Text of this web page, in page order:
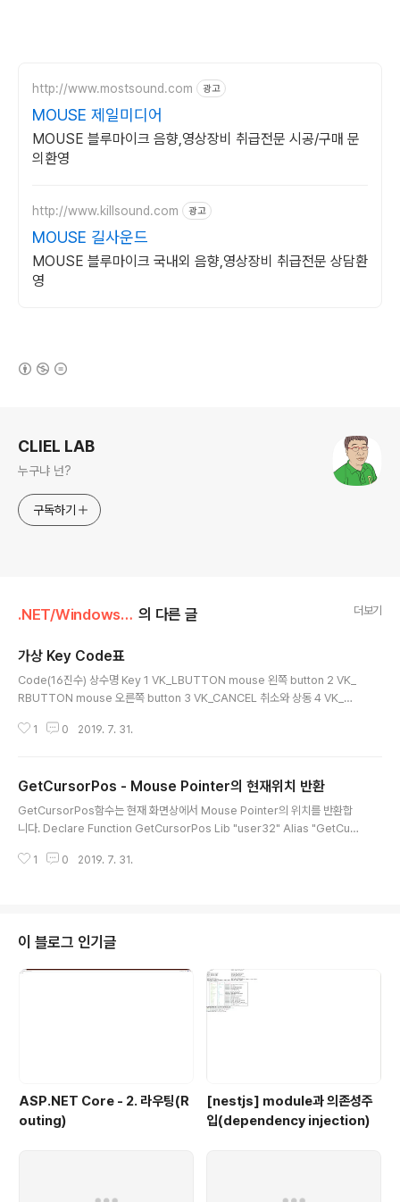
http://www.mostsound.com 광고
MOUSE 제일미디어
MOUSE 블루마이크 음향,영상장비 취급전문 시공/구매 문
의환영
http://www.killsound.com 광고
MOUSE 길사운드
MOUSE 블루마이크 국내외 음향,영상장비 취급전문 상담환
영
CLIEL LAB
누구냐 넌?
구독하기
.NET/Windows API for .NET 의 다른 글 더보기
가상 Key Code표
Code(16진수) 상수명 Key 1 VK_LBUTTON mouse 왼쪽 button 2 VK_
RBUTTON mouse 오른쪽 button 3 VK_CANCEL 취소와 상동 4 VK_MB
se 특수기능 button1 6 VK_XBUTTON2 mouse 특수기능 button2 8 VK
12 VK_MENU ALT 13 VK_PAUSE PAUSE BREAK 14 VK_CAPITAL C
APS LOCK 15 VK_KANA IM..
1 0 2019. 7. 31.
GetCursorPos - Mouse Pointer의 현재위치 반환
GetCursorPos함수는 현재 화면상에서 Mouse Pointer의 위치를 반환합
니다. Declare Function GetCursorPos Lib "user32" Alias "GetCurs
lic Structure POINTAPI Public x As Integer Public y As Integer En
1 0 2019. 7. 31.
이 블로그 인기글
ASP.NET Core - 2. 라우팅(R
outing)
[nestjs] module과 의존성주
입(dependency injection)